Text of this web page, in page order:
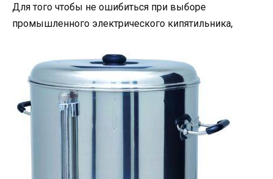
Для того чтобы не ошибиться при выборе
промышленного электрического кипятильника,